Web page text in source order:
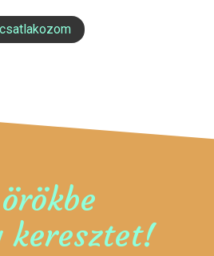
csatlakozom
keresztet!